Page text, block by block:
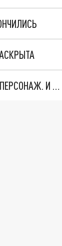
СЛЕДЫ ВЕДУТ В ЦЕНТРОБАНК… В ДЕЛЕ О ХИЩЕНИЯХ НА МИЛЛИАРДЫ – НОВЫЙ ПЕРСОНАЖ. И ОН УЖЕ В БЕГАХ